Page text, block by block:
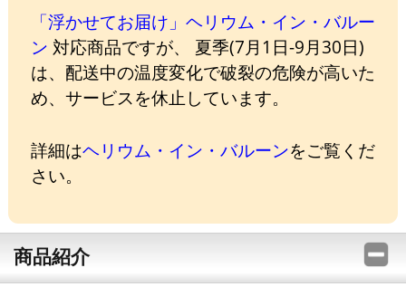
「浮かせてお届け」ヘリウム・イン・バルー
ン 対応商品ですが、 夏季(7月1日-9月30日)
は、配送中の温度変化で破裂の危険が高いた
め、サービスを休止しています。
詳細はヘリウム・イン・バルーンをご覧くだ
さい。
商品紹介